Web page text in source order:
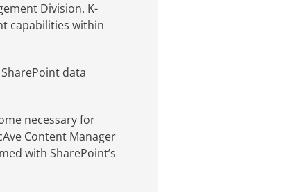
Division. K-
capabilities within
data
necessary for
Content Manager
with SharePoint’s